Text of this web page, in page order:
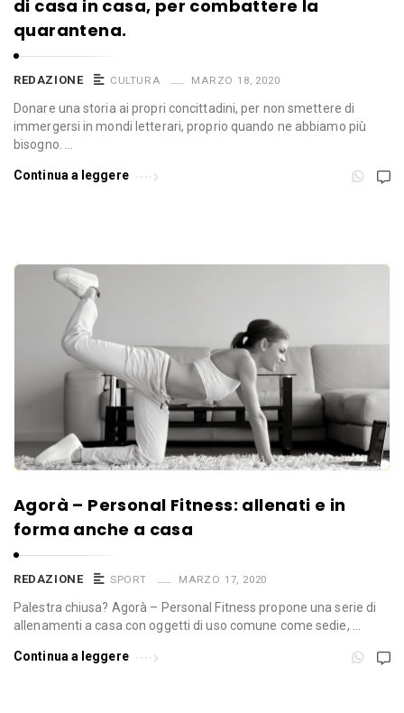
di casa in casa, per combattere la
quarantena.
REDAZIONE CULTURA MARZO 18, 2020
Donare una storia ai propri concittadini, per non smettere di
immergersi in mondi letterari, proprio quando ne abbiamo più
bisogno. …
Continua a leggere
Agorà – Personal Fitness: allenati e in
forma anche a casa
REDAZIONE SPORT MARZO 17, 2020
Palestra chiusa? Agorà – Personal Fitness propone una serie di
allenamenti a casa con oggetti di uso comune come sedie, …
Continua a leggere